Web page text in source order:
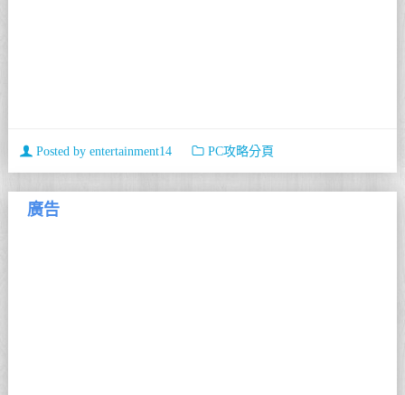
Posted by entertainment14 PC攻略分頁
廣告